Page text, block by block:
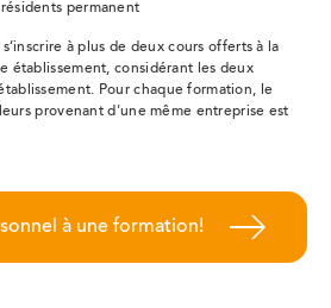
permanent
à plus de deux cours offerts à la
établissement, considérant les deux
Pour chaque formation, le
provenant d'une même entreprise est
à une formation!